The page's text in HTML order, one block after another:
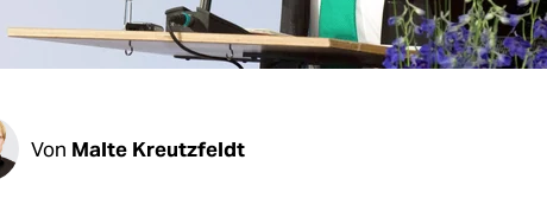
Von Malte Kreutzfeldt